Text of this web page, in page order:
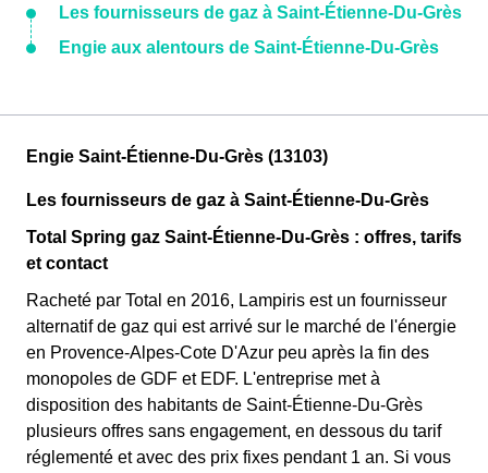
Les fournisseurs de gaz à Saint-Étienne-Du-Grès
Engie aux alentours de Saint-Étienne-Du-Grès
Engie Saint-Étienne-Du-Grès (13103)
Les fournisseurs de gaz à Saint-Étienne-Du-Grès
Total Spring gaz Saint-Étienne-Du-Grès : offres, tarifs
et contact
Racheté par Total en 2016, Lampiris est un fournisseur
alternatif de gaz qui est arrivé sur le marché de l'énergie
en Provence-Alpes-Cote D'Azur peu après la fin des
monopoles de GDF et EDF. L'entreprise met à
disposition des habitants de Saint-Étienne-Du-Grès
plusieurs offres sans engagement, en dessous du tarif
réglementé et avec des prix fixes pendant 1 an. Si vous